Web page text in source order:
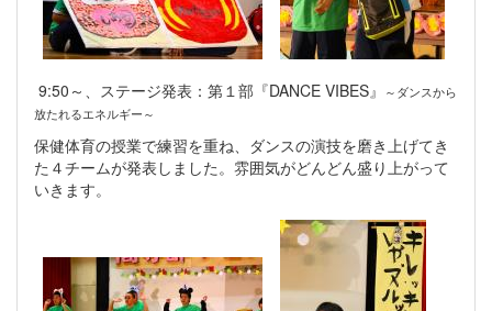
9:50～、ステージ発表：第１部『DANCE VIBES』
～ダンスから
放たれるエネルギー～
保健体育の授業で練習を重ね、ダンスの演技を磨き上げてき
た４チームが発表しました。雰囲気がどんどん盛り上がって
いきます。